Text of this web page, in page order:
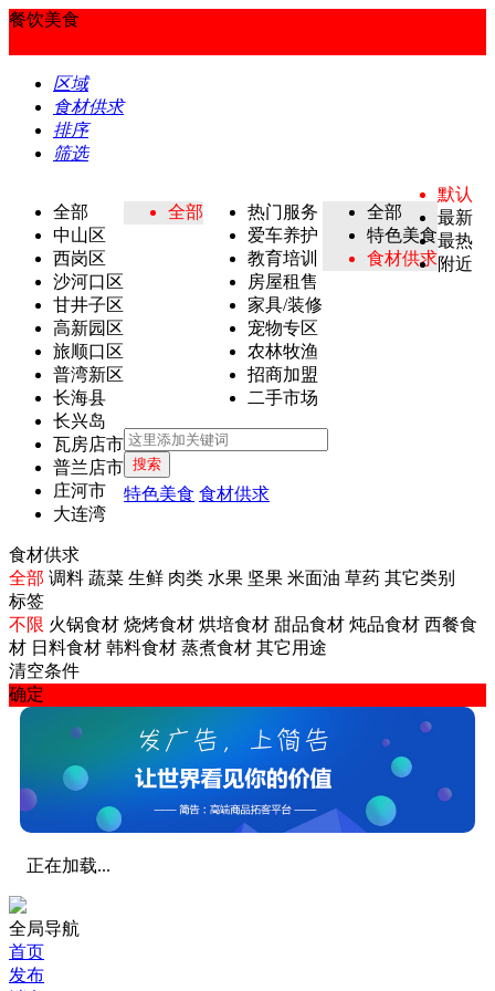
餐饮美食
区域
食材供求
排序
筛选
全部
中山区
西岗区
沙河口区
甘井子区
高新园区
旅顺口区
普湾新区
长海县
长兴岛
瓦房店市
普兰店市
庄河市
大连湾
全部
热门服务
爱车养护
教育培训
房屋租售
家具/装修
宠物专区
农林牧渔
招商加盟
二手市场
全部
特色美食
食材供求
默认
最新
最热
附近
食材供求
全部 调料 蔬菜 生鲜 肉类 水果 坚果 米面油 草药 其它类别
标签
不限 火锅食材 烧烤食材 烘培食材 甜品食材 炖品食材 西餐食
材 日料食材 韩料食材 蒸煮食材 其它用途
清空条件
确定
搜索
特色美食 食材供求
正在加载...
全局导航
首页
发布